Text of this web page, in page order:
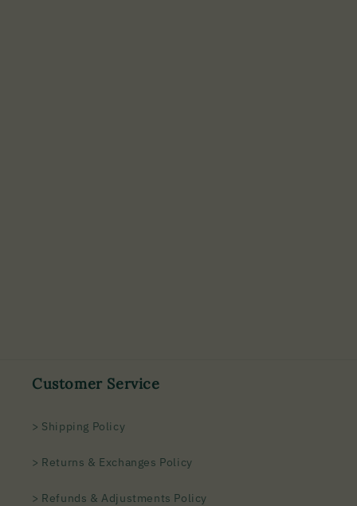
Customer Service
> Shipping Policy
> Returns & Exchanges Policy
> Refunds & Adjustments Policy